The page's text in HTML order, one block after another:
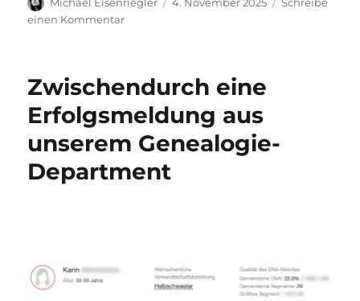
einen Kommentarzu
zurück
jetzt
unterstützen!
Zwischendurch eine
Erfolgsmeldung aus
unserem Genealogie-
Department